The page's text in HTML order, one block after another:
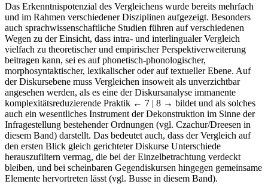
Das Erkenntnispotenzial des Vergleichens wurde bereits mehrfach
und im Rahmen verschiedener Disziplinen aufgezeigt. Besonders
auch sprachwissenschaftliche Studien führen auf verschiedenen
Wegen zu der Einsicht, dass intra- und interlingualer Vergleich
vielfach zu theoretischer und empirischer Perspektiverweiterung
beitragen kann, sei es auf phonetisch-phonologischer,
morphosyntaktischer, lexikalischer oder auf textueller Ebene. Auf
der Diskursebene muss Vergleichen insoweit als unverzichtbar
angesehen werden, als es eine der Diskursanalyse immanente
komplexitätsreduzierende Praktik ← 7 | 8 → bildet und als solches
auch ein wesentliches Instrument der Dekonstruktion im Sinne der
Infragestellung bestehender Ordnungen (vgl. Czachur/Dreesen in
diesem Band) darstellt. Das bedeutet auch, dass der Vergleich auf
den ersten Blick gleich gerichteter Diskurse Unterschiede
herauszufiltern vermag, die bei der Einzelbetrachtung verdeckt
bleiben, und bei scheinbaren Gegendiskursen hingegen gemeinsame
Elemente hervortreten lässt (vgl. Busse in diesem Band).